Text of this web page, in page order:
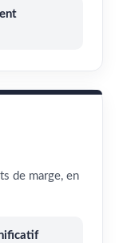
de marge, en